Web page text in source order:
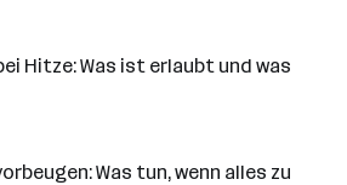
Hitze: Was ist erlaubt und was
Was tun, wenn alles zu